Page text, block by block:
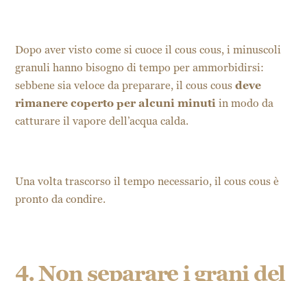
Dopo aver visto come si cuoce il cous cous, i minuscoli
granuli hanno bisogno di tempo per ammorbidirsi:
sebbene sia veloce da preparare, il cous cous deve
rimanere coperto per alcuni minuti in modo da
catturare il vapore dell’acqua calda.
Una volta trascorso il tempo necessario, il cous cous è
pronto da condire.
4. Non separare i grani del